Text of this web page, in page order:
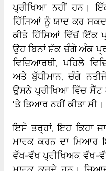
ਪ੍ਰੀਖਿਆ ਨਹੀਂ ਹਨ।
ਹਿੱਸਿਆਂ ਨੂੰ ਯਾਦ ਕਰ
ਕੀਤੇ ਹਿੱਸਿਆਂ ਵਿੱਚੋਂ ਇੱਕ
ਉਹ ਬਿਨਾਂ ਸ਼ੱਕ ਚੰਗੇ ਅੰਕ
ਵਿਦਿਆਰਥੀ, ਪਹਿਲੇ
ਅਤੇ ਬੁੱਧੀਮਾਨ, ਚੰਗੇ
ਉਸਨੇ ਪ੍ਰੀਖਿਆ ਵਿੱਚ ਸੈੱਟ
‘ਤੇ ਤਿਆਰ ਨਹੀਂ ਕੀਤਾ ਸੀ।
ਇਸੇ ਤਰ੍ਹਾਂ, ਇਹ ਕਿਹਾ
ਮਾਰਕ ਕਰਨ ਦਾ ਮਿਆਰ
ਵੱਖ-ਵੱਖ ਪ੍ਰੀਖਿਅਕ ਵੱਖ-